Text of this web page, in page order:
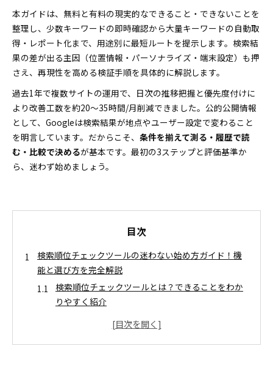
本ガイドは、無料と有料の現実的なできること・できないことを
整理し、少数キーワードの即時確認から大量キーワードの自動取
得・レポート化まで、用途別に最短ルートを提示します。検索結
果の差が出る主因（位置情報・パーソナライズ・端末設定）も押
さえ、再現性を高める検証手順を具体的に解説します。
過去1年で複数サイトの運用で、日次の推移把握と優先度付けに
より改善工数を約20～35時間/月削減できました。公的公開情報
として、Googleは検索結果が地点やユーザー設定で変わること
を明言しています。だからこそ、 条件を揃えて測る・履歴で読
む・比較で決めるが基本です。最初の3ステップと評価基準か
ら、迷わず始めましょう。
目次
検索順位チェックツールの迷わない始め方ガイド！機
能と選び方を完全解説
検索順位チェックツールとは？できることをわか
りやすく紹介
情報収集や比較検討を効率化！順位チェックツー
ル選びの3大評価ポイント